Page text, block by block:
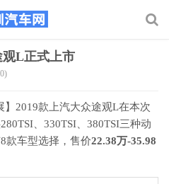
观L正式上市
】2019款上汽大众途观L在本次
、330TSI、380TSI三种动
款车型选择，售价22.38万-35.98